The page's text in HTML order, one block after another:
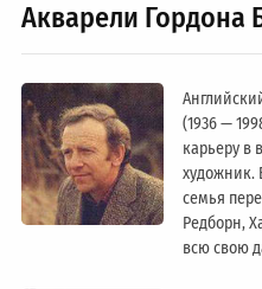
Акварели Гордона
(1936 —
карьеру в
художник.
семья
Редборн,
всю свою